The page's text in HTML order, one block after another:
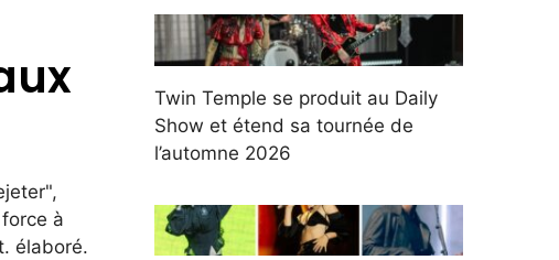
à
élaboré.
Twin Temple se produit au Daily
Show et étend sa tournée de
l’automne 2026